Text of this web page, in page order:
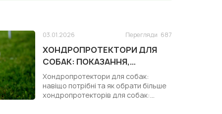
03.01.2026 Перегляди 687
ХОНДРОПРОТЕКТОРИ ДЛЯ
СОБАК: ПОКАЗАННЯ,
КОРИСТЬ І ЗАСТОСУВАННЯ
Хондропротектори для собак:
навіщо потрібні та як обрати більше
хондропротекторів для собак: